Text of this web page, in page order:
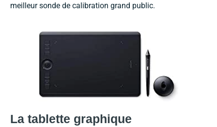
meilleur sonde de calibration grand public.
La tablette graphique